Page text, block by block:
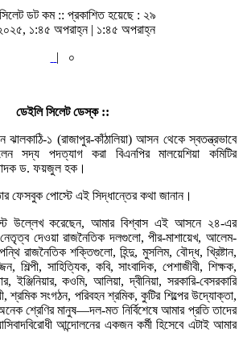
ডট কম :: প্রকাশিত হয়েছে : ২৯
১:৪৫ অপরাহ্ন | ১:৪৫ অপরাহ্ন
|
০
ডেইলি সিলেট ডেস্ক ::
ঝালকাঠি-১ (রাজাপুর-কাঁঠালিয়া) আসন থেকে স্বতন্ত্রভাবে
সদ্য পদত্যাগ করা বিএনপির মালয়েশিয়া কমিটির
ড. ফয়জুল হক।
ফেসবুক পোস্টে এই সিদ্ধান্তের কথা জানান।
উল্লেখ করেছেন, আমার বিশ্বাস এই আসনে ২৪-এর
নেতৃত্ব দেওয়া রাজনৈতিক দলগুলো, পীর-মাশায়েখ, আলেম-
রাজনৈতিক শক্তিগুলো, হিন্দু, মুসলিম, বৌদ্ধ, খ্রিষ্টান,
শিল্পী, সাহিত্যিক, কবি, সাংবাদিক, পেশাজীবী, শিক্ষক,
কওমি, আলিয়া, দ্বীনিয়া, সরকারি-বেসরকারি
শ্রমিক সংগঠন, পরিবহন শ্রমিক, কুটির শিল্পের উদ্যোক্তা,
শ্রেণির মানুষ—দল-মত নির্বিশেষে আমার প্রতি তাদের
আন্দোলনের একজন কর্মী হিসেবে এটাই আমার